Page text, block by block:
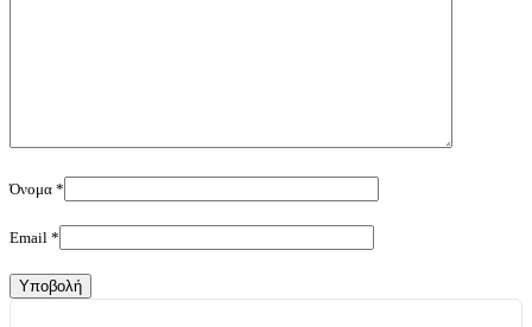
Όνομα *
Email *